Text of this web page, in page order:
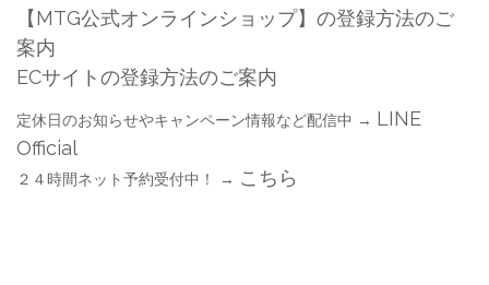
【MTG公式オンラインショップ】の登録方法のご
案内
ECサイトの登録方法のご案内
定休日のお知らせやキャンペーン情報など配信中 → LINE
Official
２４時間ネット予約受付中！ → こちら